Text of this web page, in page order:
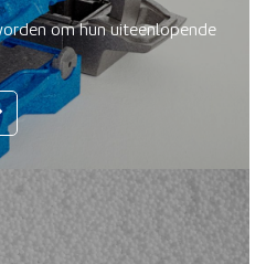
om hun uiteenlopende